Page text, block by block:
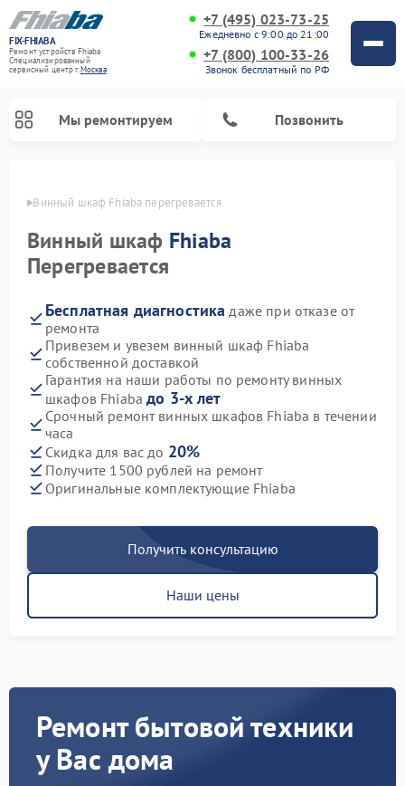
FIX-FHIABA
Ремонт устройств Fhiaba
Специализированный
cервисный центр г.Москва
+7 (495) 023-73-25
Ежедневно с 9:00 до 21:00
+7 (800) 100-33-26
Звонок бесплатный по РФ
Мы ремонтируем Позвонить
Винный шкаф Fhiaba перегревается
Винный шкаф Fhiaba
Перегревается
Бесплатная диагностика даже при отказе от
ремонта
Привезем и увезем винный шкаф Fhiaba
собственной доставкой
Гарантия на наши работы по ремонту винных
шкафов Fhiabaдо 3-х лет
Срочный ремонт винных шкафов Fhiaba в течении
часа
Скидка для вас до 20%
Получите 1500 рублей на ремонт
Оригинальные комплектующие Fhiaba
Получить консультацию
Наши цены
Ремонт бытовой техники
у Вас дома